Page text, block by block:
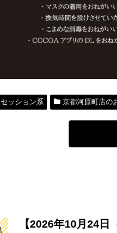
セッション系 京都河原町店の
【2026年10月24